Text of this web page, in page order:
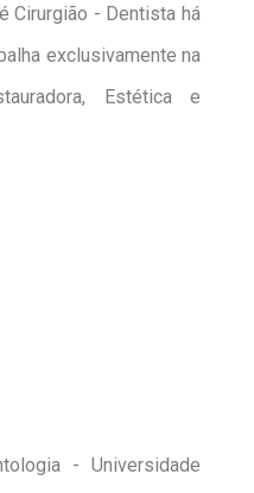
Cirurgião - Dentista há
exclusivamente na
Estética e
- Universidade